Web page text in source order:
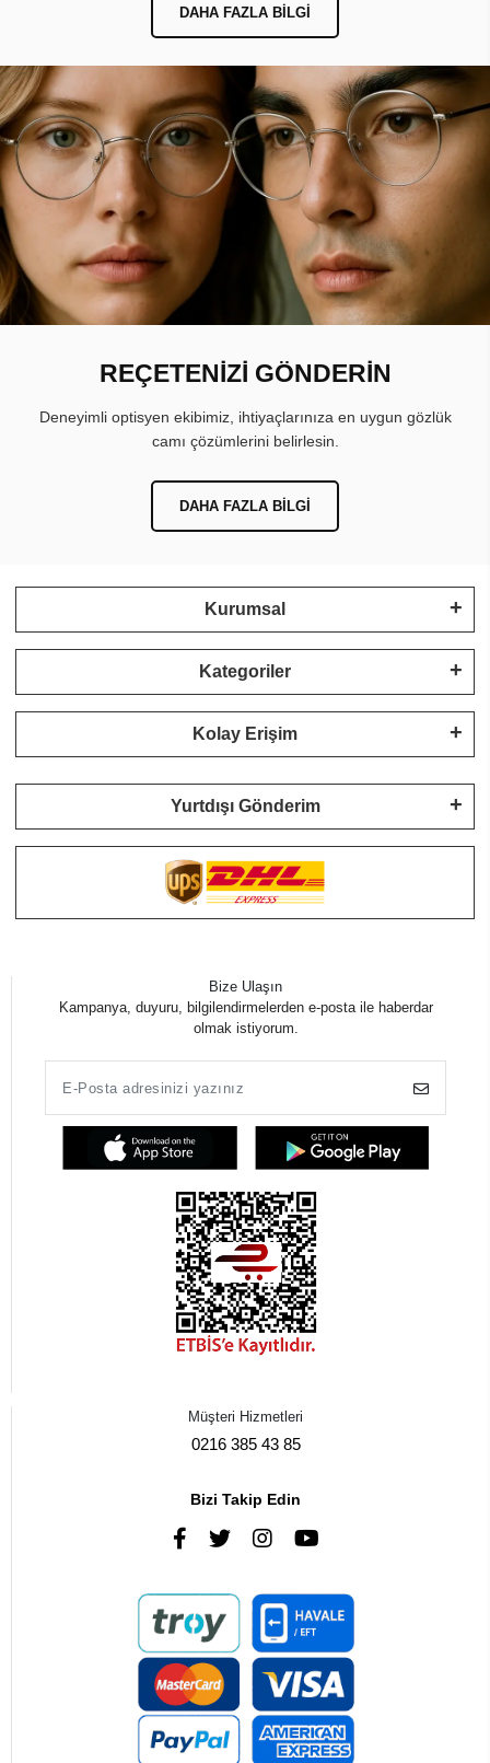
DAHA FAZLA BILGI
REÇETENİZİ GÖNDERİN
Deneyimli optisyen ekibimiz, ihtiyaçlarınıza en uygun gözlük
camı çözümlerini belirlesin.
DAHA FAZLA BILGI
Kurumsal
Kategoriler
Kolay Erişim
Yurtdışı Gönderim
Bize Ulaşın
Kampanya, duyuru, bilgilendirmelerden e-posta ile haberdar
olmak istiyorum.
Müşteri Hizmetleri
0216 385 43 85
Bizi Takip Edin